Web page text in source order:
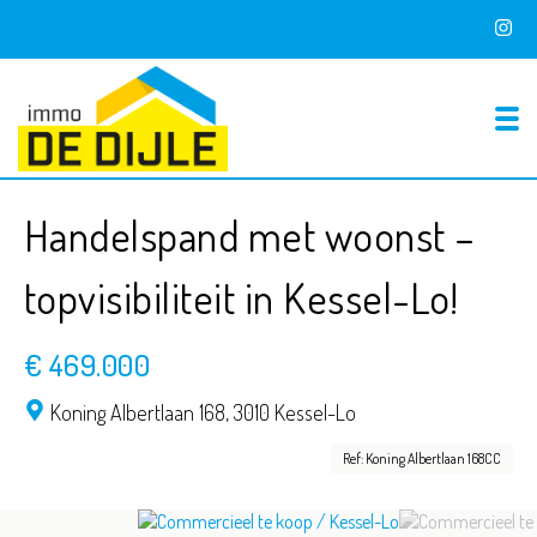
Handelspand met woonst –
topvisibiliteit in Kessel-Lo!
€ 469.000
Koning Albertlaan 168,3010 Kessel-Lo
Ref: Koning Albertlaan 168CC